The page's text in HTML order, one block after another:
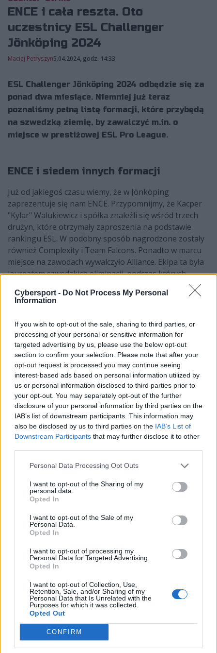
Cybersport - Do Not Process My Personal
Information
If you wish to opt-out of the sale, sharing to third parties, or
processing of your personal or sensitive information for
targeted advertising by us, please use the below opt-out
section to confirm your selection. Please note that after your
opt-out request is processed you may continue seeing
interest-based ads based on personal information utilized by
us or personal information disclosed to third parties prior to
your opt-out. You may separately opt-out of the further
disclosure of your personal information by third parties on the
IAB’s list of downstream participants. This information may
also be disclosed by us to third parties on the IAB’s List of
Downstream Participants that may further disclose it to other
Personal Data Processing Opt Outs
I want to opt-out of the Sharing of my
personal data.
Opted In
I want to opt-out of the Sale of my
Personal Data.
Opted In
I want to opt-out of processing my
Personal Data for Targeted Advertising.
Opted In
I want to opt-out of Collection, Use,
Retention, Sale, and/or Sharing of my
Personal Data that Is Unrelated with the
Purposes for which it was collected.
Opted Out
CONFIRM
ENCE i cała reszta. Oto
uczestnicy ESL Challenger
Jönköping 2024
Maciej Petryszyn5.04.2024, godz. 14:33
ESL Challenger Jönköping 2024 odbędzie się za
ponad dwa miesiące. Niemniej już teraz
poznaliśmy pełną listę formacji, które przybędą
na szwedzką ziemię, by zawalczyć m.in. o
miejsce w prestiżowej ESL Pro League.
ENCE i siedem innych formacji
Już od jakiegoś czasu wiemy, że w Jönköping
zaprezentuje się nam ENCE. Przypomnijmy, że Kacper
"Kylar" Walukiewicz i spółka znaleźli się wśród trzech
drużyn, które otrzymały zaproszenia na podstawie
rankingu ESL. W podobny sposób nagrodzone zostały
również Complexity i Team Falcons. Ponadto w marcu
miejsce na zawodach wywalczyło Alliance. Ekipa ta była
laureatem szwedzkich eliminacji, podczas których
Metizport. Niemniej to była dopiero połowa z
już ENCE i pozostałą trójką, pojawi się na legendarnym
festiwalu DreamHack Summer?
CZYTAJ TEŻ: Polak asystentem zonica – trochu w
Teamie Falcons!
Europa wyśle Aurorę Gaming i jest to spore
zaskoczenie. Wszak drużyna, której szeregi dopiero co
zasilił Evgeniy "r3salt" Frolov, w zamkniętych
eliminacjach ograła choćby Apeks oraz dwukrotnie
Ninjas in Pyjamas! Przypomnijmy, że o bilet walczyli
także Janusz "Snax" Pogorzelski i GamerLegion oraz
Szymon "kRaSnaL" Mrozek i Monte, ale bez sukcesu.
Sukces świętować mogli za to członkowie Party
najlepsi w Ameryce Północnej. Ameryka Południowa to
natomiast MIBR, który przez kwalifikacyjne zmagania
The MongolZ. Ci jednak po przegranej z LYG Gaming
trzykrotnie zatriumfowali 2:0 i również zagrają na ESL
Lista uczestników
Jönköping 2024
Alliance